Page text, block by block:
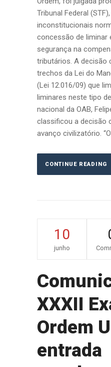
Tribunal Federal
inconstitucionais
concessão de liminar
segurança na
tributários. A decisão
trechos da Lei do
(Lei 12.016/09) que
liminares neste tipo
nacional da OAB,
classificou a decisão
avanço civilizatório.
CONTINUE READING
10
junho
XXXII
Ordem
entrada